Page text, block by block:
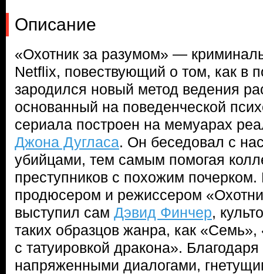
Описание
«Охотник за разумом» —
Netflix, повествующий о том, как в
зародился новый метод ведения
основанный на поведенческой
сериала построен на мемуарах
Джона Дугласа. Он беседовал с
убийцами, тем самым помогая
преступников с похожим
продюсером и режиссером
выступил сам Дэвид Финчер,
таких образцов жанра, как
с татуировкой дракона».
напряженными диалогами,